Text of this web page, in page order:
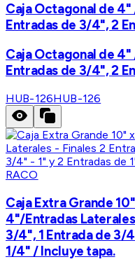
Caja Octagonal de
Entradas de 3/4", 2
Caja Octagonal de
Entradas de 3/4", 2
HUB-126HUB-126
RACO
Caja Extra Grande
4"/Entradas
3/4", 1 Entrada de 3/
1/4" / Incluye tapa.